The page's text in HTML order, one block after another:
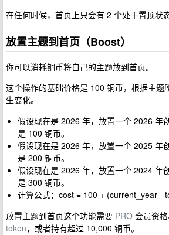
在任何时候，首页上只会有 2 个处于置顶状
放置主题到首页（Boost）
你可以消耗铜币将自己的主题放到首页。
这个操作的基础价格是 100 铜币，根据主题
生变化。
假设现在是 2026 年，放置一个 2026 年
是 100 铜币。
假设现在是 2026 年，放置一个 2025 年
是 200 铜币。
假设现在是 2026 年，放置一个 2024 年
是 300 铜币。
计算公式：cost = 100 + (current_year -
放置主题到首页这个功能需要 PRO 会员资
token，或者持有超过 10,000 铜币。